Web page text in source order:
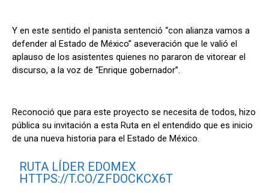
Y en este sentido el panista sentenció “con alianza vamos a
defender al Estado de México” aseveración que le valió el
aplauso de los asistentes quienes no pararon de vitorear el
discurso, a la voz de “Enrique gobernador”.
Reconoció que para este proyecto se necesita de todos, hizo
pública su invitación a esta Ruta en el entendido que es inicio
de una nueva historia para el Estado de México.
RUTA LÍDER EDOMEX
HTTPS://T.CO/ZFDOCKCX6T